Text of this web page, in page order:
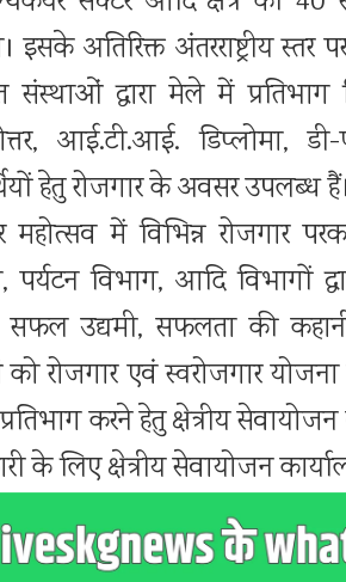
इसके अतिरिक्त अंतरराष्ट्रीय
संस्थाओं द्वारा मेले में
आई.टी.आई. डिप्लोमा,
हेतु रोजगार के अवसर उपलब्ध हैं।
महोत्सव में विभिन्न रोजगार
पर्यटन विभाग, आदि विभागों
उद्यमी, सफलता की
रोजगार एवं स्वरोजगार योजना
करने हेतु क्षेत्रीय
के लिए क्षेत्रीय सेवायोजन